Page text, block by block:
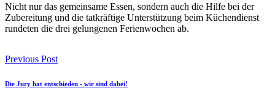
Nicht nur das gemeinsame Essen, sondern auch die Hilfe bei der
Zubereitung und die tatkräftige Unterstützung beim Küchendienst
rundeten die drei gelungenen Ferienwochen ab.
Previous Post
Die Jury hat entschieden - wir sind dabei!